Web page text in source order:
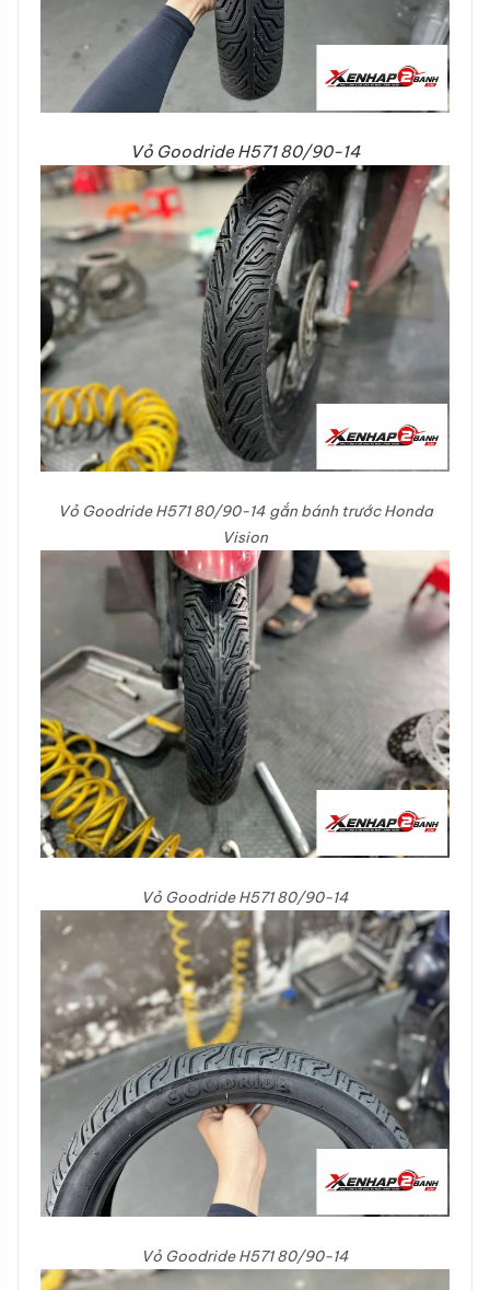
Vỏ Goodride H571 80/90-14
Vỏ Goodride H571 80/90-14 gắn bánh trước Honda
Vision
Vỏ Goodride H571 80/90-14
Vỏ Goodride H571 80/90-14